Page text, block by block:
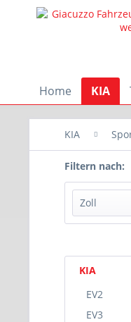
Home KIA
KIA
Filtern nach:
Zoll
7x17
8x19
7,5x18
KIA
EV2
EV3